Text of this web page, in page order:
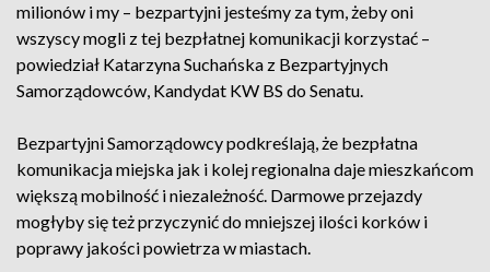
milionów i my – bezpartyjni jesteśmy za tym, żeby oni
wszyscy mogli z tej bezpłatnej komunikacji korzystać –
powiedział Katarzyna Suchańska z Bezpartyjnych
Samorządowców, Kandydat KW BS do Senatu.
Bezpartyjni Samorządowcy podkreślają, że bezpłatna
komunikacja miejska jak i kolej regionalna daje mieszkańcom
większą mobilność i niezależność. Darmowe przejazdy
mogłyby się też przyczynić do mniejszej ilości korków i
poprawy jakości powietrza w miastach.